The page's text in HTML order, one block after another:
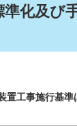
化及び
置工事施行基